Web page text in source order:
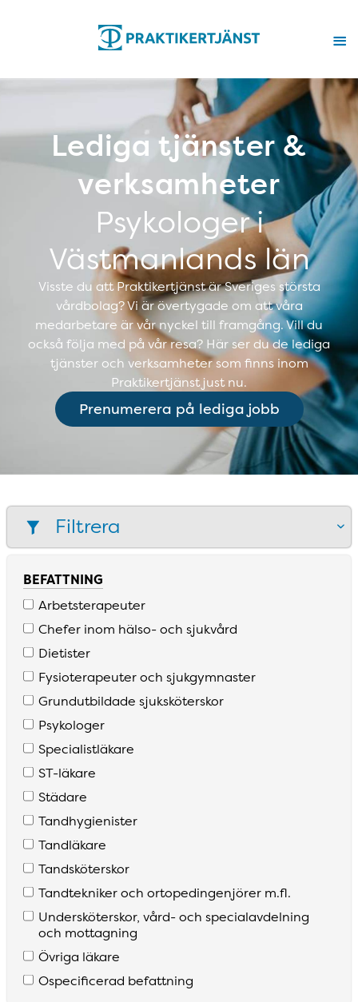
Lediga tjänster &
verksamheter
Psykologer i
Västmanlands län
Visste du att Praktikertjänst är Sveriges största
vårdbolag? Vi är övertygade om att våra
medarbetare är vår nyckel till framgång. Vill du
också följa med på vår resa? Här ser du de lediga
tjänster och verksamheter som finns inom
Praktikertjänst just nu.
Prenumerera på lediga jobb
Filtrera
BEFATTNING
Arbetsterapeuter
Chefer inom hälso­- och sjukvård
Dietister
Fysioterapeuter och sjukgymnaster
Grundutbildade sjuksköterskor
Psykologer
Specialistläkare
S­T­-läkare
Städare
Tandhygienister
Tandläkare
Tandsköterskor
Tandtekniker och ortopedingenjörer m­.fl­.
Undersköterskor­, vård­- och specialavdelning
och mottagning
Övriga läkare
Ospecificerad befattning